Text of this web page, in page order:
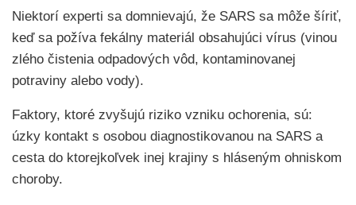
Niektorí experti sa domnievajú, že SARS sa môže šíriť,
keď sa požíva fekálny materiál obsahujúci vírus (vinou
zlého čistenia odpadových vôd, kontaminovanej
potraviny alebo vody).
Faktory, ktoré zvyšujú riziko vzniku ochorenia, sú:
úzky kontakt s osobou diagnostikovanou na SARS a
cesta do ktorejkoľvek inej krajiny s hláseným ohniskom
choroby.